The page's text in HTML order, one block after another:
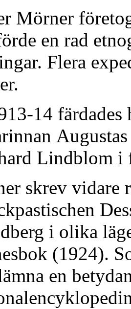
Mörner
en rad
Flera
14
Lindblom
skrev vidare
i olika
(1924).
en